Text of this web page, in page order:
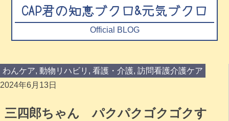
CAP君の知恵ブクロ&元気ブクロ
Official BLOG
わんケア, 動物リハビリ , 看護・介護, 訪問看護介護ケア
2024年6月13日
三四郎ちゃん パクパクゴクゴクす